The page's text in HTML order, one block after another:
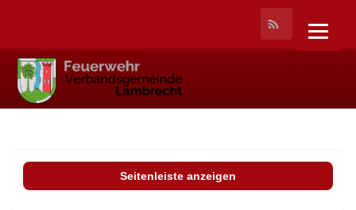
Seitenleiste anzeigen